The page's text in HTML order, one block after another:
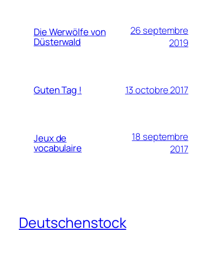
Die Werwölfe von
Düsterwald
26 septembre
2019
Guten Tag ! 13 octobre 2017
Jeux de
vocabulaire
18 septembre
2017
Deutschenstock